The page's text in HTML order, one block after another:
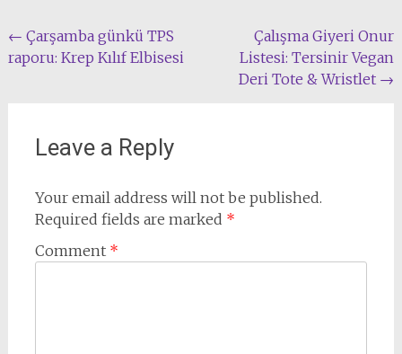
Post
navigation
← Çarşamba günkü TPS
raporu: Krep Kılıf Elbisesi
Çalışma Giyeri Onur
Listesi: Tersinir Vegan
Deri Tote & Wristlet →
Leave a Reply
Your email address will not be published.
Required fields are marked *
Comment *